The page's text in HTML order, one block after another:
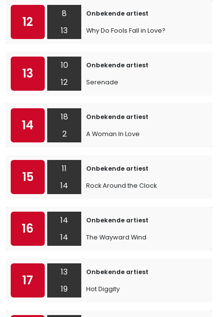
12
8
13
Onbekende artiest
Why Do Fools Fall in Love?
13
10
12
Onbekende artiest
Serenade
14
18
2
Onbekende artiest
A Woman In Love
15
11
14
Onbekende artiest
Rock Around the Clock
16
14
14
Onbekende artiest
The Wayward Wind
17
13
19
Onbekende artiest
Hot Diggity